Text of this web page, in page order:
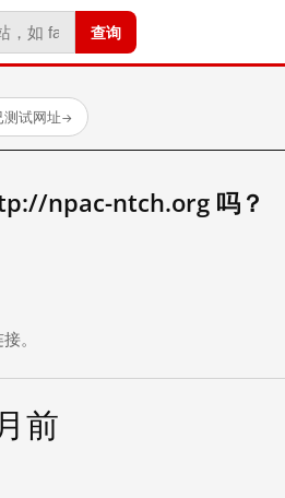
查询
测试网址→
npac-ntch.org 吗？
。
前